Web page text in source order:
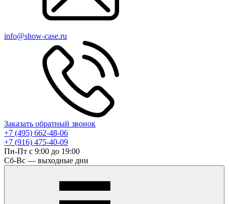
info@show-case.ru
Заказать обратный звонок
+7 (495) 662-48-06
+7 (916) 475-40-09
Пн-Пт с 9:00 до 19:00
Сб-Вс — выходные дни